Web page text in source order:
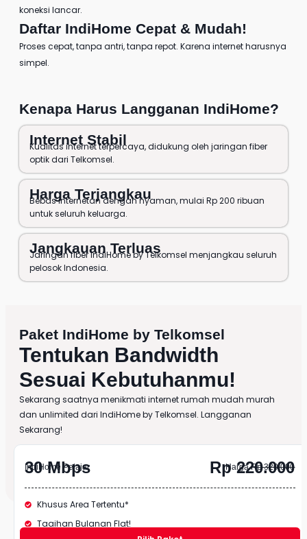
koneksi lancar.
Daftar IndiHome Cepat & Mudah!
Proses cepat, tanpa antri, tanpa repot. Karena internet harusnya
simpel.
Kenapa Harus Langganan IndiHome?
Internet Stabil
Kualitas internet terpercaya, didukung oleh jaringan fiber
optik dari Telkomsel.
Harga Terjangkau
Bebas internetan dengan nyaman, mulai Rp 200 ribuan
untuk seluruh keluarga.
Jangkauan Terluas
Jaringan fiber IndiHome by Telkomsel menjangkau seluruh
pelosok Indonesia.
Paket IndiHome by Telkomsel
Tentukan Bandwidth
Sesuai Kebutuhanmu!
Sekarang saatnya menikmati internet rumah mudah murah
dan unlimited dari IndiHomebyTelkomsel. Langganan
Sekarang!
IndiHome Pelajar
30 Mbps HargaRp 320.000
Rp 220.000
Khusus Area Tertentu*
Tagihan Bulanan Flat!